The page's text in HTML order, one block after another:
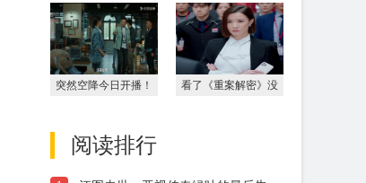
岁未
元宇
突然空降今日开播！
看了《重案解密》没
阅读排行